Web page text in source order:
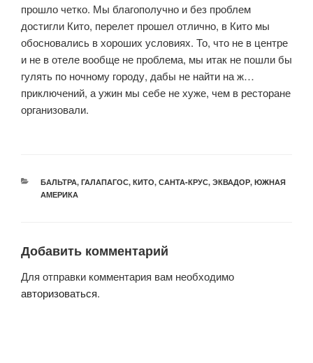
прошло четко. Мы благополучно и без проблем
достигли Кито, перелет прошел отлично, в Кито мы
обосновались в хороших условиях. То, что не в центре
и не в отеле вообще не проблема, мы итак не пошли бы
гулять по ночному городу, дабы не найти на ж…
приключений, а ужин мы себе не хуже, чем в ресторане
организовали.
РУБРИКИ
БАЛЬТРА, ГАЛАПАГОС, КИТО, САНТА-КРУС, ЭКВАДОР, ЮЖНАЯ
АМЕРИКА
Добавить комментарий
Для отправки комментария вам необходимо
авторизоваться.